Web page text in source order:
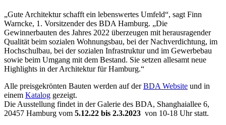
„Gute Architektur schafft ein lebenswertes Umfeld“, sagt Finn
Warncke, 1. Vorsitzender des BDA Hamburg. „Die
Gewinnerbauten des Jahres 2022 überzeugen mit herausragender
Qualität beim sozialen Wohnungsbau, bei der Nachverdichtung, im
Hochschulbau, bei der sozialen Infrastruktur und im Gewerbebau
sowie beim Umgang mit dem Bestand. Sie setzen allesamt neue
Highlights in der Architektur für Hamburg.“
Alle preisgekrönten Bauten werden auf derBDA Website und in
einem Katalog gezeigt.
Die Ausstellung findet in der Galerie des BDA, Shanghaiallee 6,
20457 Hamburg vom 5.12.22 bis 2.3.2023 von 10-18 Uhr statt.